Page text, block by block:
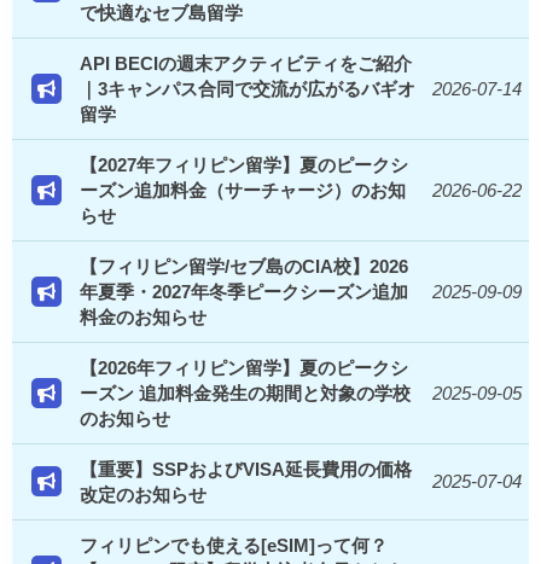
で快適なセブ島留学
API BECIの週末アクティビティをご紹介
｜3キャンパス合同で交流が広がるバギオ
留学
2026-07-14
【2027年フィリピン留学】夏のピークシ
ーズン追加料金（サーチャージ）のお知
らせ
2026-06-22
【フィリピン留学/セブ島のCIA校】2026
年夏季・2027年冬季ピークシーズン追加
料金のお知らせ
2025-09-09
【2026年フィリピン留学】夏のピークシ
ーズン 追加料金発生の期間と対象の学校
のお知らせ
2025-09-05
【重要】SSPおよびVISA延長費用の価格
改定のお知らせ
2025-07-04
フィリピンでも使える[eSIM]って何？